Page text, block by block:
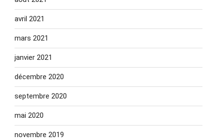
avril 2021
mars 2021
janvier 2021
décembre 2020
septembre 2020
mai 2020
novembre 2019